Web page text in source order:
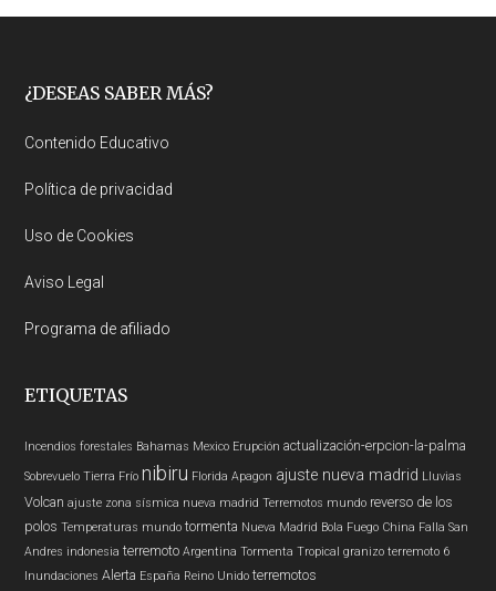
Footer
¿DESEAS SABER MÁS?
Contenido Educativo
Política de privacidad
Uso de Cookies
Aviso Legal
Programa de afiliado
ETIQUETAS
Incendios forestales Bahamas Mexico Erupción actualización-erpcion-la-palma
Sobrevuelo Tierra Frío nibiru Florida Apagon ajuste nueva madrid Lluvias
Volcan ajuste zona sísmica nueva madrid Terremotos mundo reverso de los
polos Temperaturas mundo tormenta Nueva Madrid Bola Fuego China Falla San
Andres indonesia terremoto Argentina Tormenta Tropical granizo terremoto 6
Inundaciones Alerta España Reino Unido terremotos